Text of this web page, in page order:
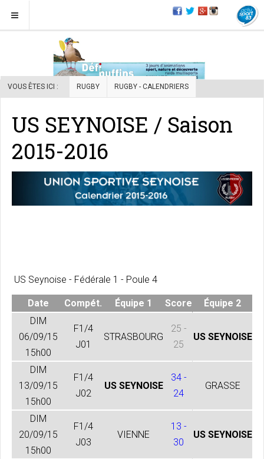
VOUS ÊTES ICI : RUGBY RUGBY - CALENDRIERS
US SEYNOISE / Saison
2015-2016
US Seynoise - Fédérale 1 - Poule 4
Date Compét. Équipe 1 Score
Équipe 2
DIM
06/09/15
15h00
F1/4
J01
STRASBOURG
25 -
25
US SEYNOISE
DIM
13/09/15
15h00
F1/4
J02
US SEYNOISE
34 -
24
GRASSE
DIM
20/09/15
15h00
F1/4
J03
VIENNE
13 -
30
US SEYNOISE